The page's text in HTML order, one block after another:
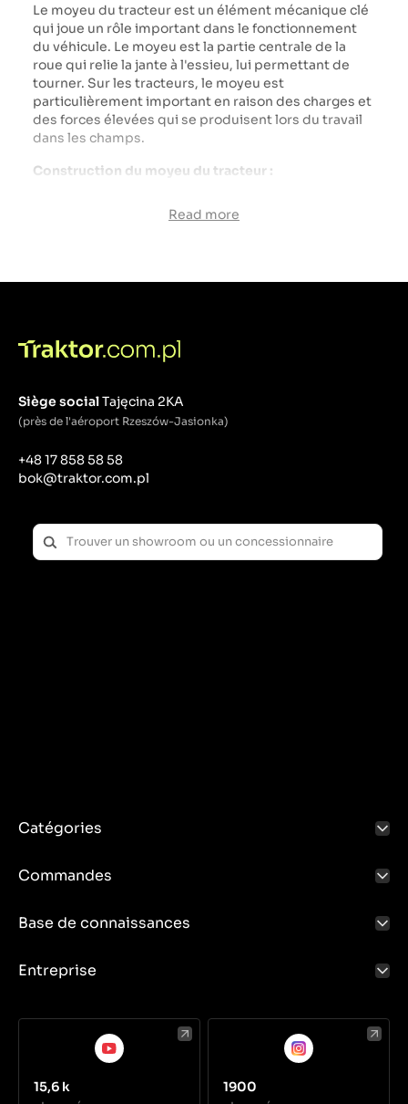
Le moyeu du tracteur est un élément mécanique clé
qui joue un rôle important dans le fonctionnement
du véhicule. Le moyeu est la partie centrale de la
roue qui relie la jante à l'essieu, lui permettant de
tourner. Sur les tracteurs, le moyeu est
particulièrement important en raison des charges et
des forces élevées qui se produisent lors du travail
dans les champs.
Construction du moyeu du tracteur :
généralement constituée d'un métal durable tel que
Boulons de montage : Le moyeu est fixé à l'essieu par
des boulons qui doivent être correctement serrés
Fonctions et importance :
Transfert de charge : Le moyeu doit résister à des
charges dynamiques élevées qui surviennent
lorsque le tracteur roule sur un terrain accidenté.
stabilité des roues, ce qui est crucial pour le
fonctionnement sûr du tracteur.
Facilité d'entretien : les tracteurs doivent pouvoir
Read more
Siège socialTajęcina 2KA
(près de l'aéroport Rzeszów-Jasionka)
+48 17 858 58 58
bok@traktor.com.pl
Catégories
Commandes
Base de connaissances
Entreprise
15,6 k
1900